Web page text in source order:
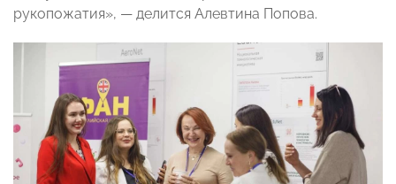
рукопожатия», — делится Алевтина Попова.